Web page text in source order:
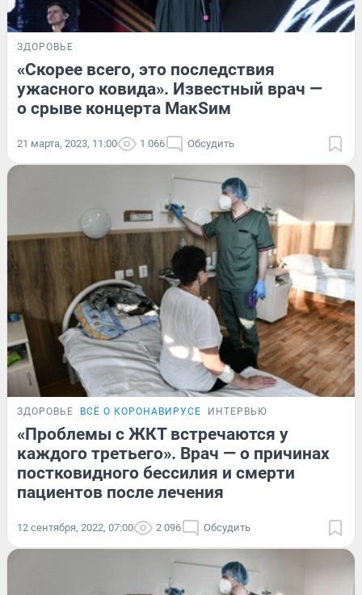
ЗДОРОВЬЕ
«Скорее всего, это последствия
ужасного ковида». Известный врач —
о срыве концерта МакSим
21 марта, 2023, 11:00 1 066 Обсудить
ЗДОРОВЬЕ ВСЁ О КОРОНАВИРУСЕ ИНТЕРВЬЮ
«Проблемы с ЖКТ встречаются у
каждого третьего». Врач — о причинах
постковидного бессилия и смерти
пациентов после лечения
12 сентября, 2022, 07:00 2 096 Обсудить